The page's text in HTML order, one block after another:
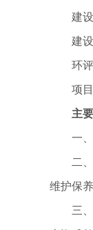
建设
建设
环评
项目
主
一、按
二、
维护保
三、